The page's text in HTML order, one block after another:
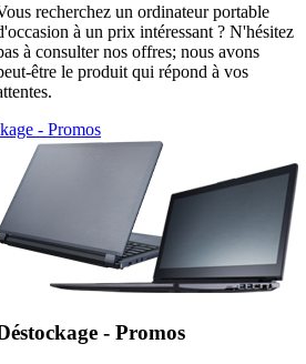
recherchez un ordinateur portable
à un prix intéressant ? N'hésitez
à consulter nos offres; nous avons
être le produit qui répond à vos
- Promos
- Promos